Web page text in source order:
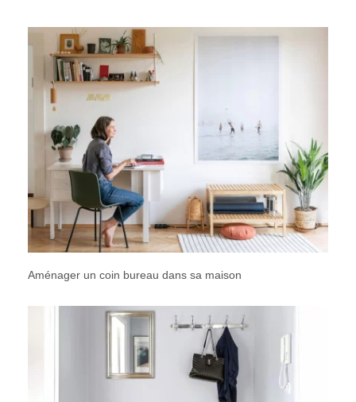
Aménager un coin bureau dans sa maison